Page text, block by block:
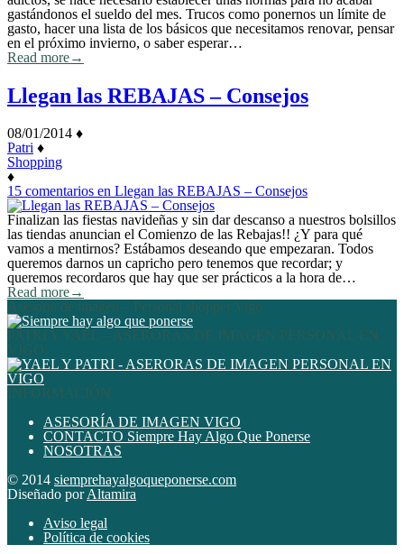
gastándonos el sueldo del mes. Trucos como ponernos un límite de
gasto, hacer una lista de los básicos que necesitamos renovar, pensar
en el próximo invierno, o saber esperar…
Read more→
Llegan las REBAJAS – Consejos
08/01/2014 ♦
Patri ♦
Shopping
♦
15 comentarios en Llegan las REBAJAS – Consejos
Finalizan las fiestas navideñas y sin dar descanso a nuestros bolsillos
las tiendas anuncian el Comienzo de las Rebajas!! ¿Y para qué
vamos a mentirnos? Estábamos deseando que empezaran. Todos
queremos darnos un capricho pero tenemos que recordar; y
queremos recordaros que hay que ser prácticos a la hora de…
Read more→
Asesoría de imagen – Personal shopper Vigo
PATRI Y YAEL – ASERORAS DE IMAGEN PERSONAL EN
VIGO
INFORMACIÓN
ASESORÍA DE IMAGEN VIGO
CONTACTO Siempre Hay Algo Que Ponerse
NOSOTRAS
© 2014 siemprehayalgoqueponerse.com
Diseñado porAltamira
Aviso legal
Política de cookies